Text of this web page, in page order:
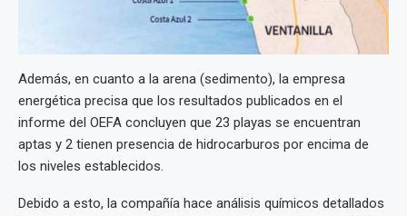
Además, en cuanto a la arena (sedimento), la empresa
energética precisa que los resultados publicados en el
informe del OEFA concluyen que 23 playas se encuentran
aptas y 2 tienen presencia de hidrocarburos por encima de
los niveles establecidos.
Debido a esto, la compañía hace análisis químicos detallados